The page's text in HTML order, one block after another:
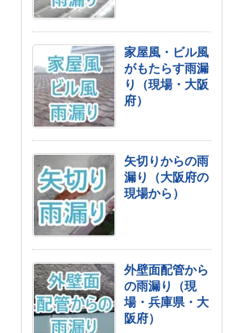
家屋風・ビル風
がもたらす雨漏
り（現場・大阪
府）
矢切りからの雨
漏り（大阪府の
現場から）
外壁面配管から
の雨漏り（現
場・兵庫県・大
阪府）